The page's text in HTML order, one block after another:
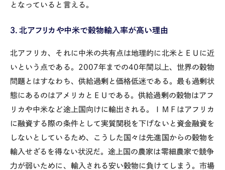
となっていると言える。
３．北アフリカや中米で穀物輸入率が高い理由
北アフリカ、それに中米の共有点は地理的に北米とＥＵに近
いという点である。2007年までの40年間以上、世界の穀物
問題とはすなわち、供給過剰と価格低迷である。最も過剰状
態にあるのはアメリカとＥＵである。供給過剰の穀物はアフ
リカや中米など途上国向けに輸出される。ＩＭＦはアフリカ
に融資する際の条件として実質関税を下げないと資金融資を
しないとしているため、こうした国々は先進国からの穀物を
輸入せざるを得ない状況だ。途上国の農家は零細農家で競争
力が弱いために、輸入される安い穀物に負けてしまう。市場